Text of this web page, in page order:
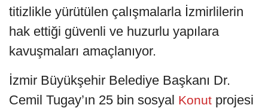
titizlikle yürütülen çalışmalarla İzmirlilerin
hak ettiği güvenli ve huzurlu yapılara
kavuşmaları amaçlanıyor.
İzmir Büyükşehir Belediye Başkanı Dr.
Cemil Tugay’ın 25 bin sosyal Konut projesi